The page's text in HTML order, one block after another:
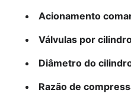
Acionamento
Válvulas por
Diâmetro do
Razão de